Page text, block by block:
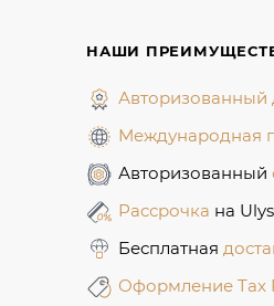
НАШИ
Авторизованный
Международная
Авторизованный
Рассрочка на
Бесплатная
Оформление Tax